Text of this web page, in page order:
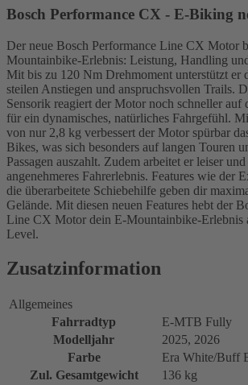
Bosch Performance CX - E-Biking
Der neue Bosch Performance Line CX Motor
Mountainbike-Erlebnis: Leistung, Handling
Mit bis zu 120 Nm Drehmoment unterstützt er
steilen Anstiegen und anspruchsvollen Trails.
Sensorik reagiert der Motor noch schneller auf
für ein dynamisches, natürliches Fahrgefühl.
von nur 2,8 kg verbessert der Motor spürbar
Bikes, was sich besonders auf langen Touren
Passagen auszahlt. Zudem arbeitet er leiser
angenehmeres Fahrerlebnis. Features wie der
die überarbeitete Schiebehilfe geben dir
Gelände. Mit diesen neuen Features hebt der
Line CX Motor dein E-Mountainbike-Erlebnis
Level.
Zusatzinformation
Allgemeines
Fahrradtyp
E-MTB Fully
Modelljahr
2025, 2026
Farbe
Era White/Buff
Zul. Gesamtgewicht
136 kg